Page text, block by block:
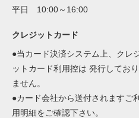
平日 10:00～16:00
クレジットカード
●当カード決済システム上、クレ
ットカード利用控は 発行しており
ません。
●カード会社から送付されますご利
用明細をご確認下さい。